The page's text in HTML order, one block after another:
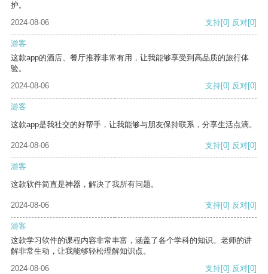
护。
2024-08-06
支持[0] 反对[0]
游客
这款app的酒店、餐厅推荐非常有用，让我能够享受到高品质的旅行体
验。
2024-08-06
支持[0] 反对[0]
游客
这款app是我社交的好帮手，让我能够与朋友保持联系，分享生活点滴。
2024-08-06 支持[0] 反对[0]
游客
这款软件简直是神器，解决了我所有问题。
2024-08-06 支持[0] 反对[0]
游客
这款学习软件的课程内容非常丰富，涵盖了各个学科的知识。老师的讲
解非常生动，让我能够轻松理解知识点。
2024-08-06
支持[0] 反对[0]